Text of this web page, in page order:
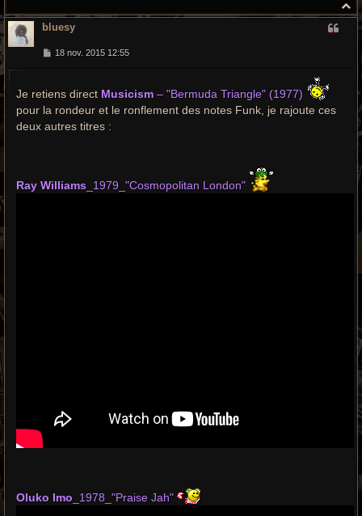
a
bluesy
M
a
e
18 nov. 2015 12:55
Je retiens direct Musicism – "Bermuda Triangle" (1977)
pour la rondeur et le ronflement des notes Funk, je rajoute ces
deux autres titres :
Ray Williams _1979_"Cosmopolitan London"
Oluko Imo _1978_"Praise Jah"